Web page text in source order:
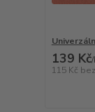
139 Kč/
115 Kč